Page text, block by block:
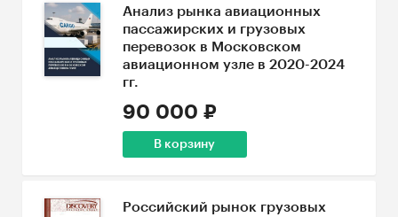
Анализ рынка авиационных
пассажирских и грузовых
перевозок в Московском
авиационном узле в 2020-2024
гг.
90 000 ₽
В корзину
Российский рынок грузовых